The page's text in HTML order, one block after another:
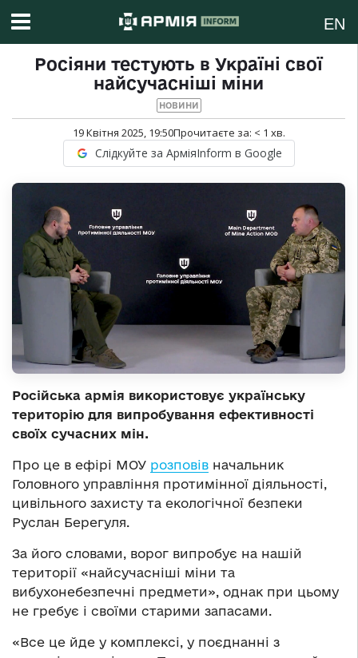
EN
Росіяни тестують в Україні свої
найсучасніші міни
НОВИНИ
19 Квітня 2025, 19:50Прочитаєте за: < 1 хв.
Слідкуйте за АрміяInform в Google
Російська армія використовує українську
територію для випробування ефективності
своїх сучасних мін.
Про це в ефірі МОУ розповів начальник
Головного управління протимінної діяльності,
цивільного захисту та екологічної безпеки
Руслан Берегуля.
За його словами, ворог випробує на нашій
території «найсучасніші міни та
вибухонебезпечні предмети», однак при цьому
не гребує і своїми старими запасами.
«Все це йде у комплексі, у поєднанні з